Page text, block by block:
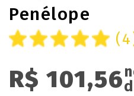
Penélope
R$ 101,56